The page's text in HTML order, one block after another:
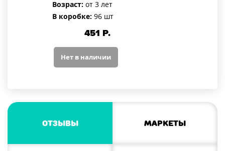
Возраст: от 3 лет
В коробке: 96 шт
451 Р.
Нет в наличии
Отзывы Маркеты